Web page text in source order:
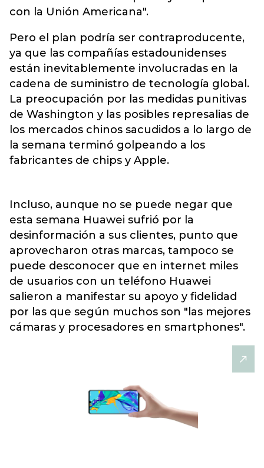
con la Unión Americana".
Pero el plan podría ser contraproducente,
ya que las compañías estadounidenses
están inevitablemente involucradas en la
cadena de suministro de tecnología global.
La preocupación por las medidas punitivas
de Washington y las posibles represalias de
los mercados chinos sacudidos a lo largo de
la semana terminó golpeando a los
fabricantes de chips y Apple.
Incluso, aunque no se puede negar que
esta semana Huawei sufrió por la
desinformación a sus clientes, punto que
aprovecharon otras marcas, tampoco se
puede desconocer que en internet miles
de usuarios con un teléfono Huawei
salieron a manifestar su apoyo y fidelidad
por las que según muchos son "las mejores
cámaras y procesadores en smartphones".